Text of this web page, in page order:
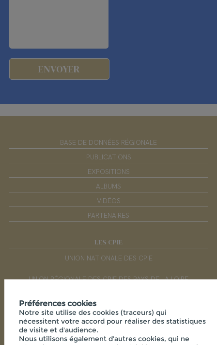
BASE DE DONNÉES RÉGIONALE
PUBLICATIONS
EXPOSITIONS
ALBUMS
VIDÉOS
PARTENAIRES
LES CPIE
UNION NATIONALE DES CPIE
UNION RÉGIONALE DES CPIE DES PAYS DE LA LOIRE
RÉSEAUX SOCIAUX
Préférences cookies
Notre site utilise des cookies (traceurs) qui
nécessitent votre accord pour réaliser des statistiques
de visite et d'audience.
Nous utilisons également d'autres cookies, qui ne